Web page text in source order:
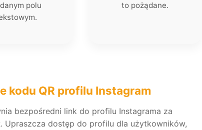
polu
to pożądane.
kodu QR profilu Instagram
bezpośredni link do profilu Instagrama za
Upraszcza dostęp do profilu dla użytkowników,